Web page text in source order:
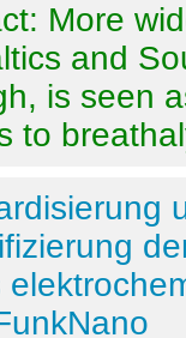
More
and
is seen
to